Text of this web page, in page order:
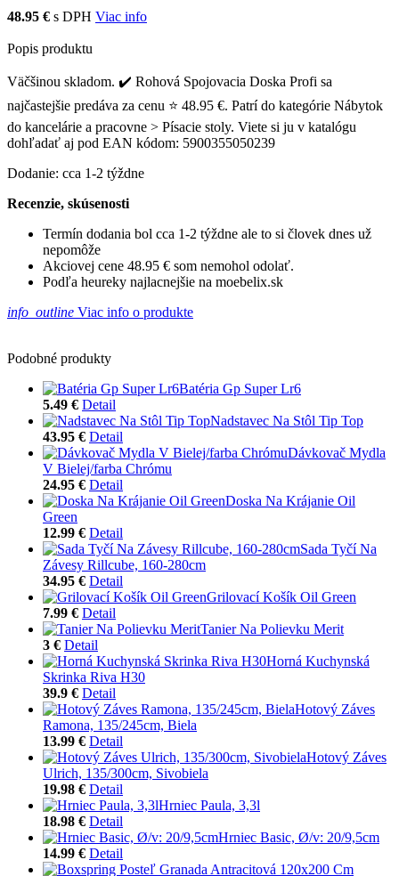
48.95 € s DPH Viac info
Popis produktu
Väčšinou skladom. ✔️ Rohová Spojovacia Doska Profi sa
najčastejšie predáva za cenu ⭐ 48.95 €. Patrí do kategórie Nábytok
do kancelárie a pracovne > Písacie stoly. Viete si ju v katalógu
dohľadať aj pod EAN kódom: 5900355050239
Dodanie: cca 1-2 týždne
Recenzie, skúsenosti
Termín dodania bol cca 1-2 týždne ale to si človek dnes už
nepomôže
Akciovej cene 48.95 € som nemohol odolať.
Podľa heureky najlacnejšie na moebelix.sk
info_outline Viac info o produkte
Podobné produkty
Batéria Gp Super Lr6
5.49 € Detail
Nadstavec Na Stôl Tip Top
43.95 € Detail
Dávkovač Mydla
V Bielej/farba Chrómu
24.95 € Detail
Doska Na Krájanie Oil
Green
12.99 € Detail
Sada Tyčí Na
Závesy Rillcube, 160-280cm
34.95 € Detail
Grilovací Košík Oil Green
7.99 € Detail
Tanier Na Polievku Merit
3 € Detail
Horná Kuchynská
Skrinka Riva H30
39.9 € Detail
Hotový Záves
Ramona, 135/245cm, Biela
13.99 € Detail
Hotový Záves
Ulrich, 135/300cm, Sivobiela
19.98 € Detail
Hrniec Paula, 3,3l
18.98 € Detail
Hrniec Basic, Ø/v: 20/9,5cm
14.99 € Detail